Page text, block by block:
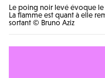
Le poing noir levé évoque le
La flamme est quant à elle
sortant © Bruno Aziz